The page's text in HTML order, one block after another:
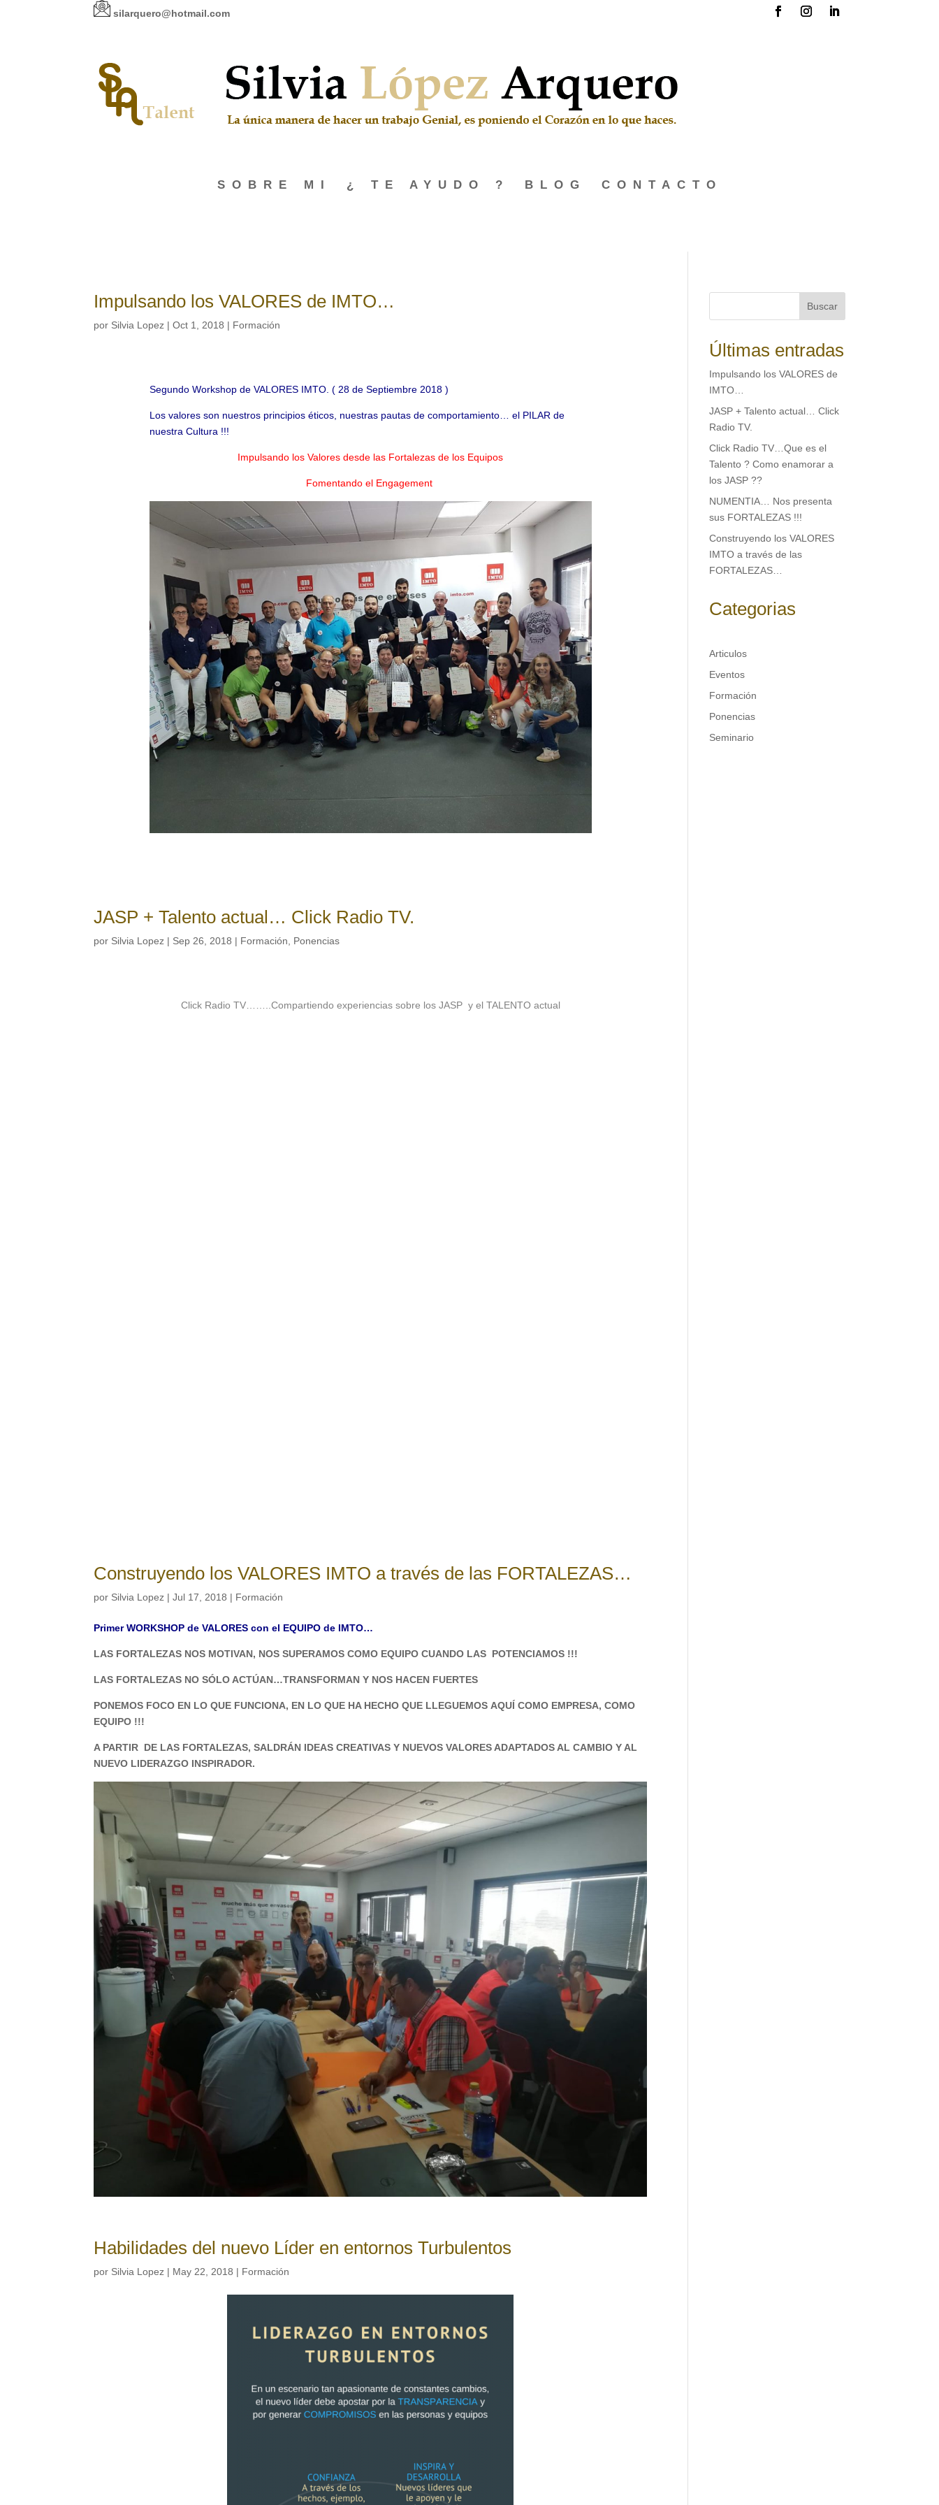
silarquero@hotmail.com
SOBRE MI ¿ TE AYUDO ? BLOG CONTACTO
Impulsando los VALORES de IMTO…
por Silvia Lopez |Oct 1, 2018 | Formación
Segundo Workshop de VALORES IMTO. ( 28 de Septiembre 2018 )
Los valores son nuestros principios éticos, nuestras pautas de comportamiento… el PILAR de
nuestra Cultura !!!
Impulsando los Valores desde las Fortalezas de los Equipos
Fomentando el Engagement
JASP + Talento actual… Click Radio TV.
por Silvia Lopez | Sep 26, 2018 | Formación, Ponencias
Click Radio TV……..Compartiendo experiencias sobre los JASP y el TALENTO actual
Construyendo los VALORES IMTO a través de las FORTALEZAS…
por Silvia Lopez |Jul 17, 2018 | Formación
Primer WORKSHOP de VALORES con el EQUIPO de IMTO…
LAS FORTALEZAS NOS MOTIVAN, NOS SUPERAMOS COMO EQUIPO CUANDO LAS POTENCIAMOS !!!
LAS FORTALEZAS NO SÓLO ACTÚAN…TRANSFORMAN Y NOS HACEN FUERTES
PONEMOS FOCO EN LO QUE FUNCIONA, EN LO QUE HA HECHO QUE LLEGUEMOS AQUÍ COMO EMPRESA, COMO
EQUIPO !!!
A PARTIR DE LAS FORTALEZAS, SALDRÁN IDEAS CREATIVAS Y NUEVOS VALORES ADAPTADOS AL CAMBIO Y AL
NUEVO LIDERAZGO INSPIRADOR.
Habilidades del nuevo Líder en entornos Turbulentos
por Silvia Lopez | May 22, 2018 | Formación
Buscar
Últimas entradas
Impulsando los VALORES de
IMTO…
JASP + Talento actual… Click
Radio TV.
Click Radio TV…Que es el
Talento ? Como enamorar a
los JASP ??
NUMENTIA… Nos presenta
sus FORTALEZAS !!!
Construyendo los VALORES
IMTO a través de las
FORTALEZAS…
Categorias
Articulos
Eventos
Formación
Ponencias
Seminario